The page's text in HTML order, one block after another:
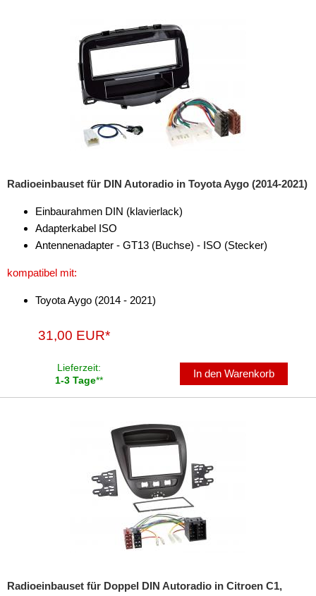
für Alfa Romeo
für Buick
für Citroen
für Dacia
für Daewoo
Radioeinbauset für DIN Autoradio in Toyota Aygo (2014-2021)
Einbaurahmen DIN (klavierlack)
Adapterkabel ISO
Antennenadapter - GT13 (Buchse) - ISO (Stecker)
kompatibel mit:
Toyota Aygo (2014 - 2021)
31,00 EUR*
Lieferzeit:
1-3 Tage**
In den Warenkorb
Radioeinbauset für Doppel DIN Autoradio in Citroen C1,